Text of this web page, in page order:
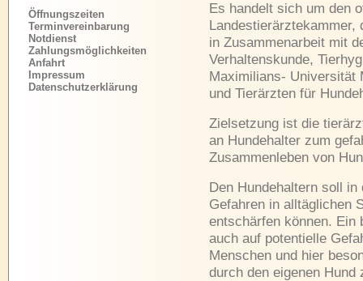
Öffnungszeiten
Terminvereinbarung
Notdienst
Zahlungsmöglichkeiten
Anfahrt
Impressum
Datenschutzerklärung
Es handelt sich um den
Landestierärztekammer,
in Zusammenarbeit mit
Verhaltenskunde,
Maximilians- Universität
und Tierärzten für
Zielsetzung ist die
an Hundehalter zum
Zusammenleben von
Den Hundehaltern soll
Gefahren in alltäglichen
entschärfen können. Ein
auch auf potentielle
Menschen und hier
durch den eigenen Hund